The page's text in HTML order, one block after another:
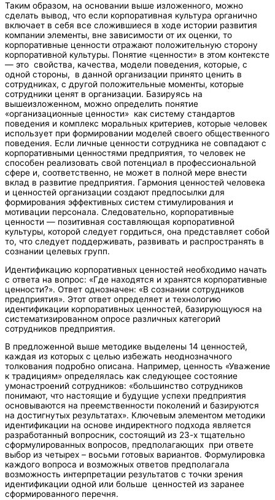
Таким образом, на основании выше изложенного, можно
сделать вывод, что если корпоративная культура органично
включает в себя все сложившиеся в ходе истории развития
компании элементы, вне зависимости от их оценки, то
корпоративные ценности отражают положительную сторону
корпоративной культуры. Понятие «ценности» в этом контексте
— это свойства, качества, модели поведения, которые, с
одной стороны, в данной организации принято ценить в
сотрудниках, с другой положительные моменты, которые
сотрудники ценят в организации. Базируясь на
вышеизложенном, можно определить понятие
«организационные ценности» как систему стандартов
поведения и комплекс моральных критериев, которые человек
использует при формировании моделей своего общественного
поведения. Если личные ценности сотрудника не совпадают с
корпоративными ценностями предприятия, то человек не
способен реализовать свой потенциал в профессиональной
сфере и, соответственно, не может в полной мере внести
вклад в развитие предприятия. Гармония ценностей человека
и ценностей организации создают предпосылки для
формирования эффективных систем стимулирования и
мотивации персонала. Следовательно, корпоративные
ценности — позитивная составляющая корпоративной
культуры, которой следует гордиться, она представляет собой
то, что следует поддерживать, развивать и распространять в
сознании целевых групп.
Идентификацию корпоративных ценностей необходимо начать
с ответа на вопрос: «Где находятся и хранятся корпоративные
ценности?». Ответ однозначен: «В сознании сотрудников
предприятия». Этот ответ определяет и технологию
идентификации корпоративных ценностей, базирующуюся на
систематизированном опросе различных категорий
сотрудников предприятия.
В предложенной выше методике выделены 14 ценностей,
каждая из которых с целью избежать неоднозначного
толкования подробно описана. Например, ценность «Уважение
к традициям» определялась как следующее состояние
умонастроений сотрудников: «большинство сотрудников
понимают, что настоящие и будущие успехи предприятия
основываются на преемственности поколений и базируются
на достигнутых результатах». Ключевым элементом методики
идентификации на основе индиректного подхода является
разработанный вопросник, состоящий из 23-х тщательно
сформулированных вопросов, предполагающих при ответе
выбор из четырех – восьми готовых вариантов. Формулировка
каждого вопроса и возможных ответов предполагала
возможность интерпретации результатов с точки зрения
идентификации одной или больше ценностей из заранее
сформированного перечня.